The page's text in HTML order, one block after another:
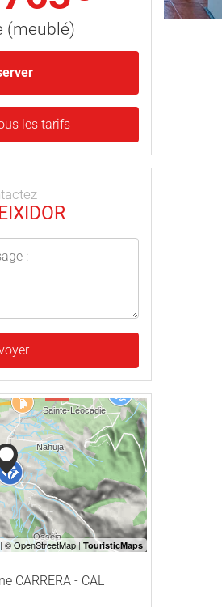
(meublé)
les tarifs
CARRERA - CAL